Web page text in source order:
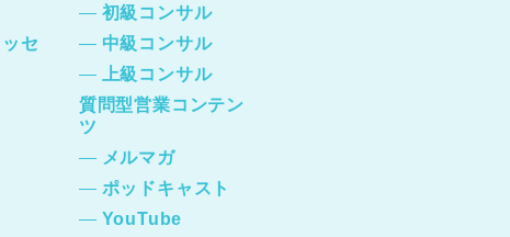
セ
初級コンサル
中級コンサル
上級コンサル
質問型営業コンテン
ツ
メルマガ
ポッドキャスト
YouTube